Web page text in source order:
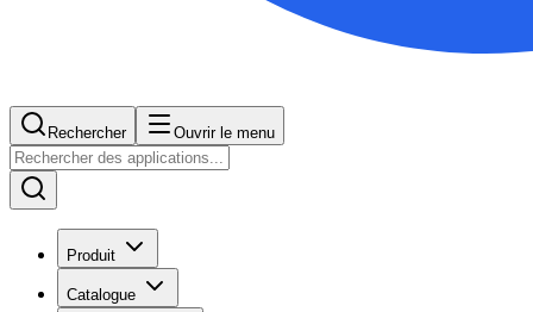
Rechercher Ouvrir le menu
Produit
Catalogue